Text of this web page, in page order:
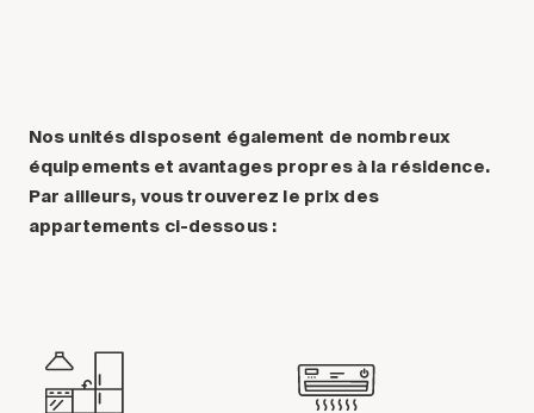
Nos unités disposent également de nombreux
équipements et avantages propres à la résidence.
Par ailleurs, vous trouverez le prix des
appartements ci-dessous :